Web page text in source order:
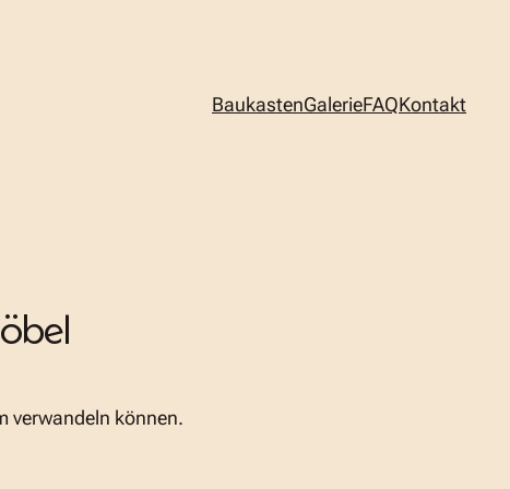
BaukastenGalerieFAQKontakt
verwandeln können.